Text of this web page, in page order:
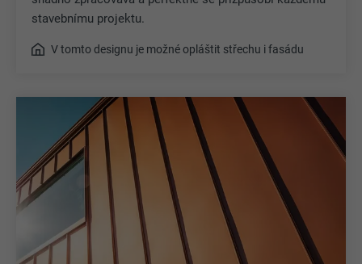
stavebnímu projektu.
V tomto designu je možné opláštit střechu i fasádu